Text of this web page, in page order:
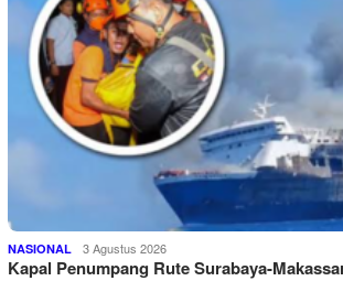
NASIONAL 3 Agustus 2026
Kapal Penumpang Rute Surabaya-